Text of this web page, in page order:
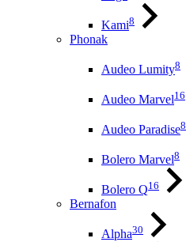
Kami8
Phonak
Audeo Lumity8
Audeo Marvel16
Audeo Paradise8
Bolero Marvel8
Bolero Q16
Bernafon
Alpha30